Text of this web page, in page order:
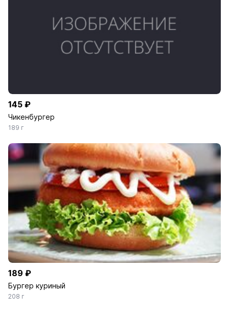
145 ₽
Чикенбургер
189 г
189 ₽
Бургер куриный
208 г